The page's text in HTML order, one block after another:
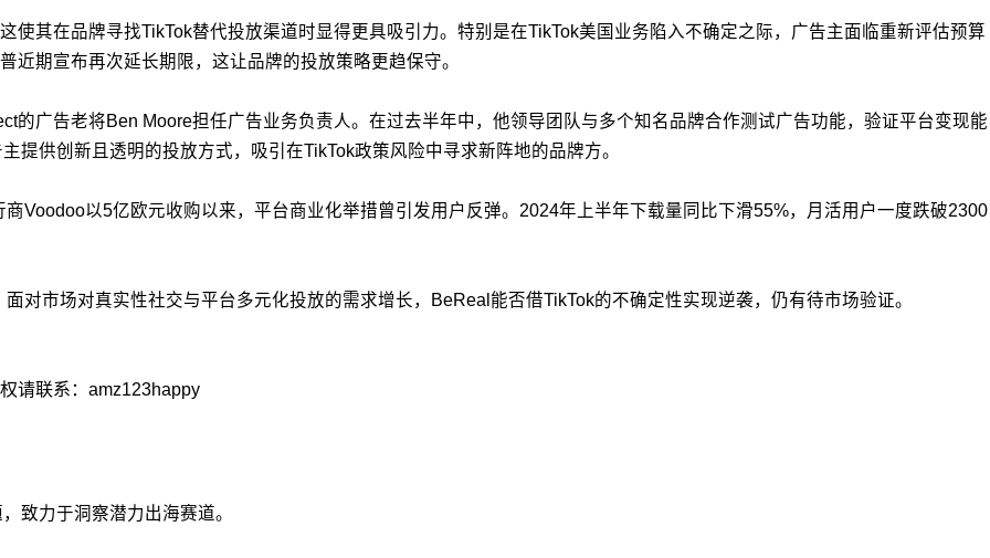
其在品牌寻找TikTok替代投放渠道时显得更具吸引力。特别是在TikTok美国业务陷入不确定之际，广告主面临重新评估预算
期宣布再次延长期限，这让品牌的投放策略更趋保守。
的广告老将Ben Moore担任广告业务负责人。在过去半年中，他领导团队与多个知名品牌合作测试广告功能，验证平台变现能
供创新且透明的投放方式，吸引在TikTok政策风险中寻求新阵地的品牌方。
Voodoo以5亿欧元收购以来，平台商业化举措曾引发用户反弹。2024年上半年下载量同比下滑55%，月活用户一度跌破2300
对市场对真实性社交与平台多元化投放的需求增长，BeReal能否借TikTok的不确定性实现逆袭，仍有待市场验证。
请联系：amz123happy
致力于洞察潜力出海赛道。